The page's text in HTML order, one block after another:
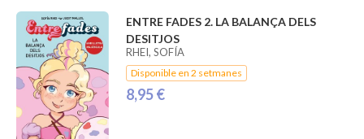
ENTRE FADES 2. LA BALANÇA DELS
DESITJOS
RHEI, SOFÍA
Disponible en 2 setmanes
8,95 €